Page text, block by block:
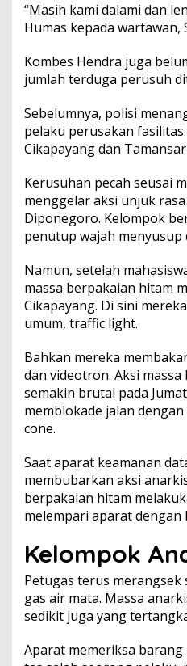
a
y
i
B
a
d
u
n
g
“Masih kami dalami dan
Humas kepada wartawan,
Kombes Hendra juga
jumlah terduga perusuh
Sebelumnya, polisi
pelaku perusakan
Cikapayang dan
Kerusuhan pecah seusai
menggelar aksi unjuk rasa
Diponegoro. Kelompok
penutup wajah menyusup
Namun, setelah
massa berpakaian hitam
Cikapayang. Di sini
umum, traffic light.
Bahkan mereka
dan videotron. Aksi
semakin brutal pada
memblokade jalan
cone.
Saat aparat keamanan
membubarkan aksi
berpakaian hitam
melempari aparat dengan
Kelompok
Petugas terus merangsek
gas air mata. Massa
sedikit juga yang
Aparat memeriksa